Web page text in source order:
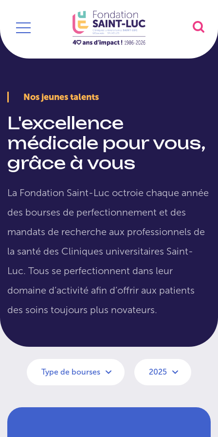
Nos jeunes talents
L'excellence
médicale pour vous,
grâce à vous
La Fondation Saint-Luc octroie chaque année
des bourses de perfectionnement et des
mandats de recherche aux professionnels de
la santé des Cliniques universitaires Saint-
Luc. Tous se perfectionnent dans leur
domaine d’activité afin d’offrir aux patients
des soins toujours plus novateurs.
Type de bourses 2025